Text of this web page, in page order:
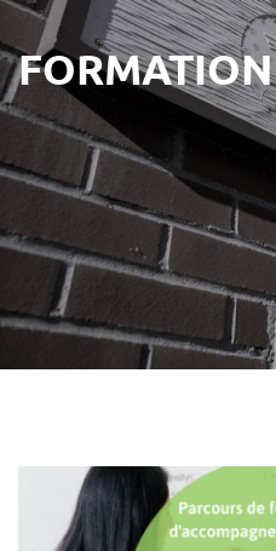
FORMATION